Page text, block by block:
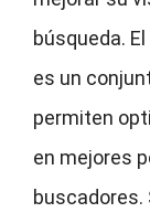
búsqueda.
es un
permiten
en mejores
buscadores.